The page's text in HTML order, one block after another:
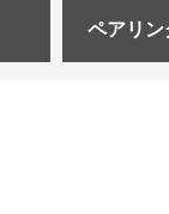
ペアリン